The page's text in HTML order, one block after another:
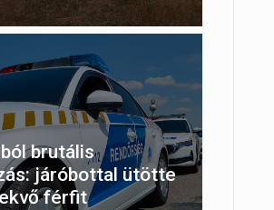
brutális
járóbottal ütötte
férfit